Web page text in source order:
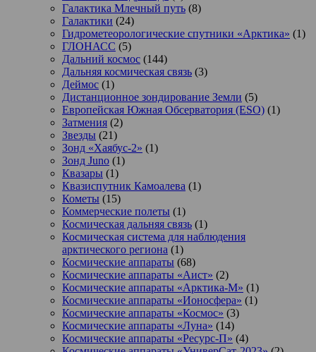
Галактика Млечный путь (8)
Галактики (24)
Гидрометеорологические спутники «Арктика» (1)
ГЛОНАСС (5)
Дальний космос (144)
Дальняя космическая связь (3)
Деймос (1)
Дистанционное зондирование Земли (5)
Европейская Южная Обсерватория (ESO) (1)
Затмения (2)
Звезды (21)
Зонд «Хаябус-2» (1)
Зонд Juno (1)
Квазары (1)
Квазиспутник Камоалева (1)
Кометы (15)
Коммерческие полеты (1)
Космическая дальняя связь (1)
Космическая система для наблюдения
арктического региона (1)
Космические аппараты (68)
Космические аппараты «Аист» (2)
Космические аппараты «Арктика-М» (1)
Космические аппараты «Ионосфера» (1)
Космические аппараты «Космос» (3)
Космические аппараты «Луна» (14)
Космические аппараты «Ресурс-П» (4)